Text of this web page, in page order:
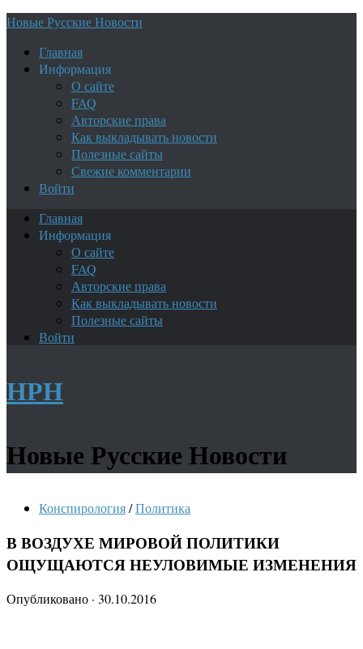
Новые Русские Новости
Главная
Информация
О сайте
FAQ
Авторские права
Как выкладывать новости
Полезные сайты
Свежие комментарии
Войти
Главная
Информация
О сайте
FAQ
Авторские права
Как выкладывать новости
Полезные сайты
Войти
НРН
Новые Русские Новости
Конспирология/Политика
В ВОЗДУХЕ МИРОВОЙ ПОЛИТИКИ
ОЩУЩАЮТСЯ НЕУЛОВИМЫЕ ИЗМЕНЕНИЯ
Опубликовано · 30.10.2016